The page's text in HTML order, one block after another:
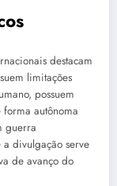
destacam
limitações
possuem
autônoma
guerra
divulgação serve
de avanço do